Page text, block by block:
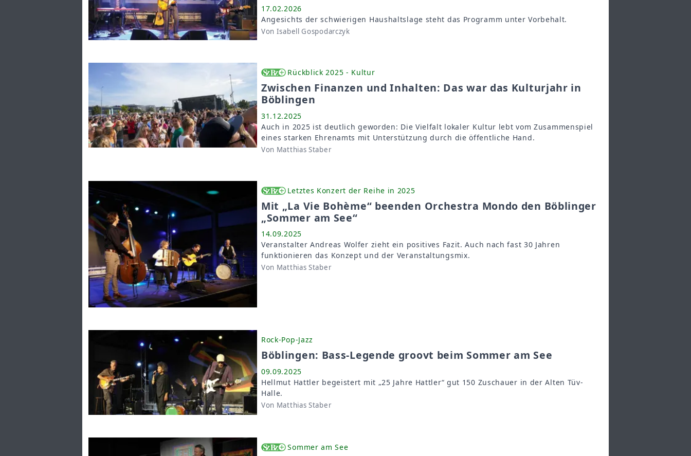
17.02.2026
Angesichts der schwierigen Haushaltslage steht das Programm unter Vorbehalt.
Von Isabell Gospodarczyk
Rückblick 2025 - Kultur
Zwischen Finanzen und Inhalten: Das war das Kulturjahr in
Böblingen
31.12.2025
Auch in 2025 ist deutlich geworden: Die Vielfalt lokaler Kultur lebt vom Zusammenspiel
eines starken Ehrenamts mit Unterstützung durch die öffentliche Hand.
Von Matthias Staber
Letztes Konzert der Reihe in 2025
Mit „La Vie Bohème“ beenden Orchestra Mondo den Böblinger
„Sommer am See“
14.09.2025
Veranstalter Andreas Wolfer zieht ein positives Fazit. Auch nach fast 30 Jahren
funktionieren das Konzept und der Veranstaltungsmix.
Von Matthias Staber
Rock-Pop-Jazz
Böblingen: Bass-Legende groovt beim Sommer am See
09.09.2025
Hellmut Hattler begeistert mit „25 Jahre Hattler“ gut 150 Zuschauer in der Alten Tüv-
Halle.
Von Matthias Staber
Sommer am See